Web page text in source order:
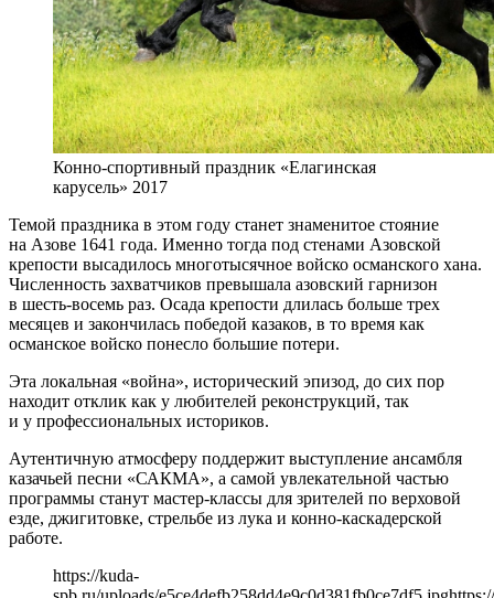
Конно-спортивный праздник «Елагинская
карусель» 2017
Темой праздника в этом году станет знаменитое стояние
на Азове 1641 года. Именно тогда под стенами Азовской
крепости высадилось многотысячное войско османского хана.
Численность захватчиков превышала азовский гарнизон
в шесть-восемь раз. Осада крепости длилась больше трех
месяцев и закончилась победой казаков, в то время как
османское войско понесло большие потери.
Эта локальная «война», исторический эпизод, до сих пор
находит отклик как у любителей реконструкций, так
и у профессиональных историков.
Аутентичную атмосферу поддержит выступление ансамбля
казачьей песни «САКМА», а самой увлекательной частью
программы станут мастер-классы для зрителей по верховой
езде, джигитовке, стрельбе из лука и конно-каскадерской
работе.
https://kuda-